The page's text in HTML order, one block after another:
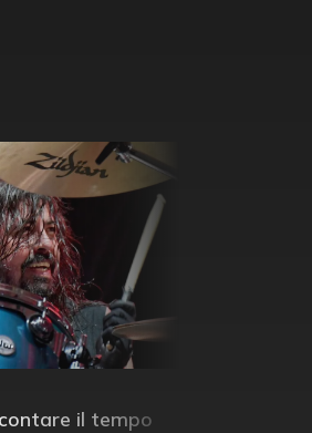
il tempo